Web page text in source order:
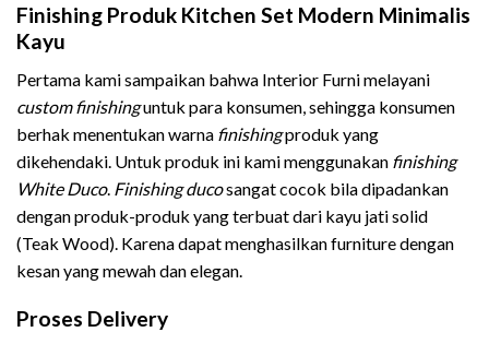
Finishing Produk Kitchen Set Modern Minimalis
Kayu
Pertama kami sampaikan bahwa Interior Furni melayani
custom finishinguntuk para konsumen, sehingga konsumen
berhak menentukan warna finishingproduk yang
dikehendaki. Untuk produk ini kami menggunakan finishing
White Duco. Finishing ducosangat cocok bila dipadankan
dengan produk-produk yang terbuat dari kayu jati solid
(Teak Wood). Karena dapat menghasilkan furniture dengan
kesan yang mewah dan elegan.
Proses Delivery